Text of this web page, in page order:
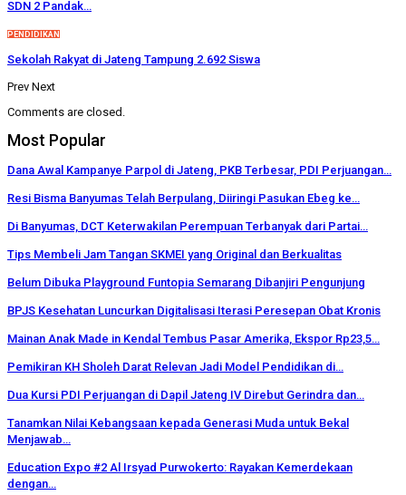
SDN 2 Pandak…
PENDIDIKAN
Sekolah Rakyat di Jateng Tampung 2.692 Siswa
Prev Next
Comments are closed.
Most Popular
Dana Awal Kampanye Parpol di Jateng, PKB Terbesar, PDI Perjuangan…
Resi Bisma Banyumas Telah Berpulang, Diiringi Pasukan Ebeg ke…
Di Banyumas, DCT Keterwakilan Perempuan Terbanyak dari Partai…
Tips Membeli Jam Tangan SKMEI yang Original dan Berkualitas
Belum Dibuka Playground Funtopia Semarang Dibanjiri Pengunjung
BPJS Kesehatan Luncurkan Digitalisasi Iterasi Peresepan Obat Kronis
Mainan Anak Made in Kendal Tembus Pasar Amerika, Ekspor Rp23,5…
Pemikiran KH Sholeh Darat Relevan Jadi Model Pendidikan di…
Dua Kursi PDI Perjuangan di Dapil Jateng IV Direbut Gerindra dan…
Tanamkan Nilai Kebangsaan kepada Generasi Muda untuk Bekal
Menjawab…
Education Expo #2 Al Irsyad Purwokerto: Rayakan Kemerdekaan
dengan…